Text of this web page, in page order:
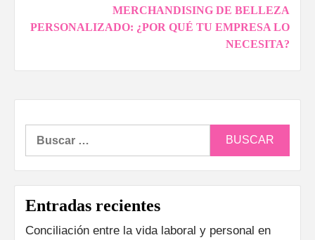
MERCHANDISING DE BELLEZA
PERSONALIZADO: ¿POR QUÉ TU EMPRESA LO
NECESITA?
Entradas recientes
Conciliación entre la vida laboral y personal en